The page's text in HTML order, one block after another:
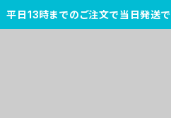
平日13時までのご注文で当日発送で